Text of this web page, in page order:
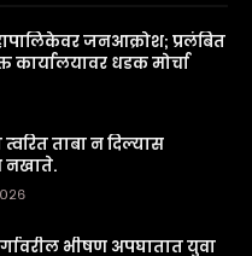
जनआक्रोश; प्रलंबित
कार्यालयावर धडक मोर्चा
ताबा न दिल्यास
नखाते.
भीषण अपघातात युवा